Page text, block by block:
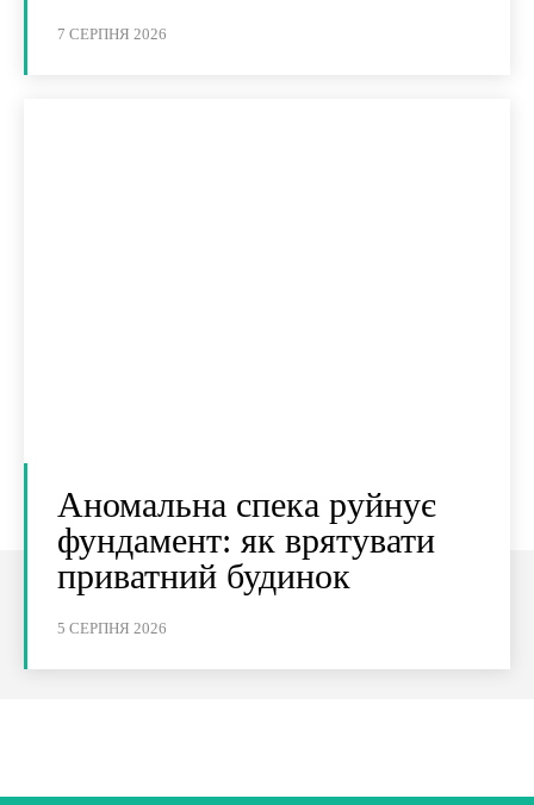
7 СЕРПНЯ 2026
Аномальна спека руйнує
фундамент: як врятувати
приватний будинок
5 СЕРПНЯ 2026